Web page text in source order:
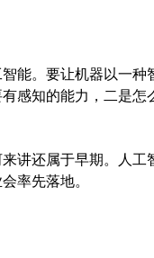
。要让机器以一种
感知的能力，二是
还属于早期。人工
率先落地。